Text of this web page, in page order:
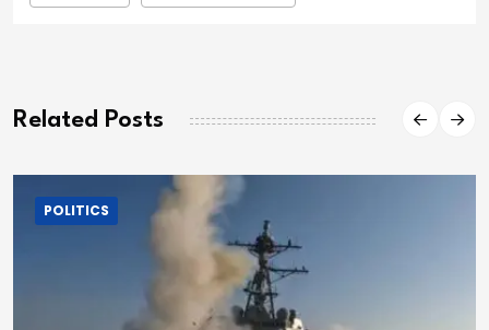
Related Posts
POLITICS